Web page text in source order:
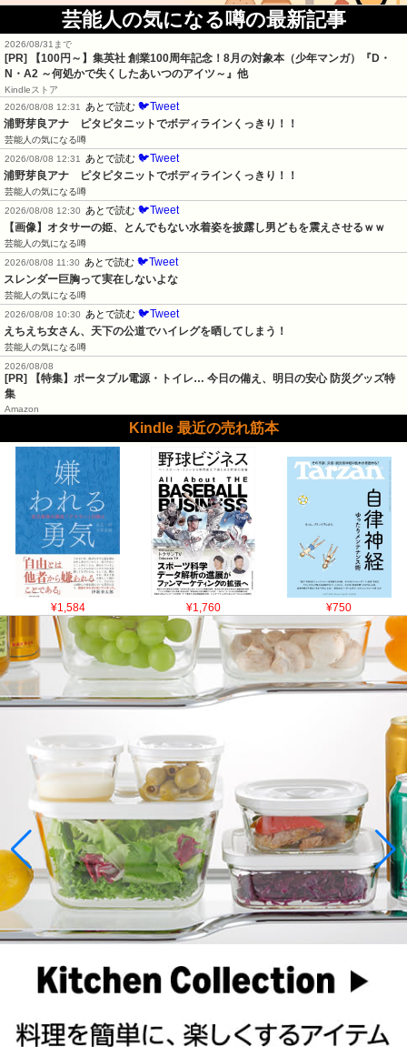
芸能人の気になる噂の最新記事
2026/08/31まで
[PR]
【100円～】集英社 創業100周年記念！8月の対象本（少年マンガ）『D・
N・A2 ～何処かで失くしたあいつのアイツ～』他
Kindleストア
2026/08/08 12:31
あとで読む 🐦Tweet
浦野芽良アナ　ピタピタニットでボディラインくっきり！！
芸能人の気になる噂
2026/08/08 12:31
あとで読む 🐦Tweet
浦野芽良アナ　ピタピタニットでボディラインくっきり！！
芸能人の気になる噂
2026/08/08 12:30
あとで読む 🐦Tweet
【画像】オタサーの姫、とんでもない水着姿を披露し男どもを震えさせるｗｗ
芸能人の気になる噂
2026/08/08 11:30
あとで読む 🐦Tweet
スレンダー巨胸って実在しないよな
芸能人の気になる噂
2026/08/08 10:30
あとで読む 🐦Tweet
えちえち女さん、天下の公道でハイレグを晒してしまう！
芸能人の気になる噂
2026/08/08
[PR] 【特集】ポータブル電源・トイレ… 今日の備え、明日の安心 防災グッズ特
集
Amazon
Kindle 最近の売れ筋本
¥1,584 ¥1,760 ¥750